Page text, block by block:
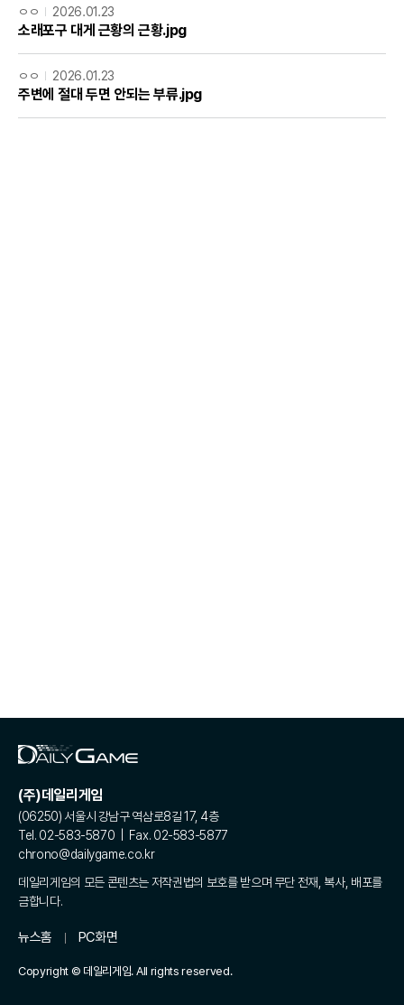
ㅇㅇ 2026.01.23
소래포구 대게 근황의 근황.jpg
ㅇㅇ 2026.01.23
주변에 절대 두면 안되는 부류.jpg
(주)데일리게임
(06250) 서울시 강남구 역삼로8길 17, 4층
Tel. 02-583-5870 | Fax. 02-583-5877
chrono@dailygame.co.kr
데일리게임의 모든 콘텐츠는 저작권법의 보호를 받으며 무단 전재, 복사, 배포를
금합니다.
뉴스홈 PC화면
Copyright © 데일리게임. All rights reserved.